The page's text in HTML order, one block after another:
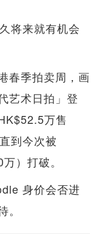
将来就有机会
春季拍卖周，画
艺术日拍」登
万售
到今次被
）打破。
身价会否进